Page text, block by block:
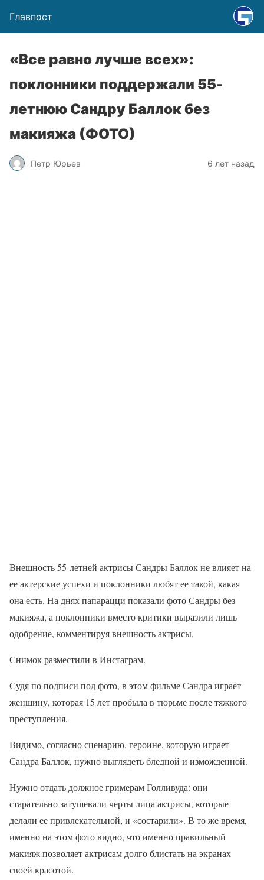
Главпост
«Все равно лучше всех»:
поклонники поддержали 55-
летнюю Сандру Баллок без
макияжа (ФОТО)
Петр Юрьев 6 лет назад
Внешность 55-летней актрисы Сандры Баллок не влияет на
ее актерские успехи и поклонники любят ее такой, какая
она есть. На днях папарацци показали фото Сандры без
макияжа, а поклонники вместо критики выразили лишь
одобрение, комментируя внешность актрисы.
Снимок разместили в Инстаграм.
Судя по подписи под фото, в этом фильме Сандра играет
женщину, которая 15 лет пробыла в тюрьме после тяжкого
преступления.
Видимо, согласно сценарию, героине, которую играет
Сандра Баллок, нужно выглядеть бледной и изможденной.
Нужно отдать должное гримерам Голливуда: они
старательно затушевали черты лица актрисы, которые
делали ее привлекательной, и «состарили». В то же время,
именно на этом фото видно, что именно правильный
макияж позволяет актрисам долго блистать на экранах
своей красотой.